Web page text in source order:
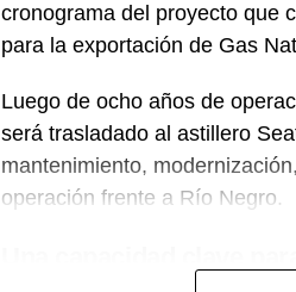
cronograma del proyecto que
para la exportación de Gas
Luego de ocho años de
será trasladado al astillero
mantenimiento,
operación frente a Río Negro.